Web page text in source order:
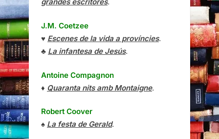
J.M. Coetzee
♥ Escenes de la vida a províncies.
♣ La infantesa de Jesús.
Antoine Compagnon
♦ Quaranta nits amb Montaigne.
Robert Coover
♠ La festa de Gerald.